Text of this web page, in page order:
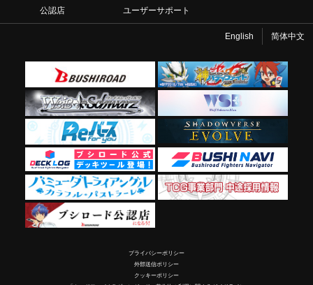
公認店
ユーザーサポート
English 简体中文
プライバシーポリシー
外部送信ポリシー
クッキーポリシー